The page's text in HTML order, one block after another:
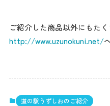
ご紹介した商品以外にもた
http://www.uzunokuni.net/
道の駅うずしおのご紹介